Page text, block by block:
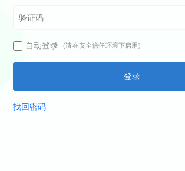
自动登录 (请在安全信任环境下启用)
登录
找回密码